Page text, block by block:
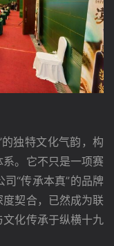
独特文化气韵，构
。它不只是一项赛
“传承本真”的品牌
契合，已然成为联
化传承于纵横十九